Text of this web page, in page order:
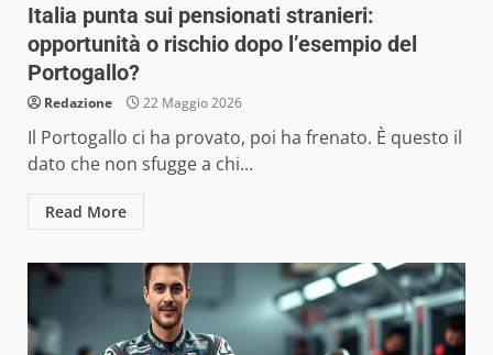
Italia punta sui pensionati stranieri:
opportunità o rischio dopo l’esempio del
Portogallo?
Redazione 22 Maggio 2026
Il Portogallo ci ha provato, poi ha frenato. È questo il
dato che non sfugge a chi...
Read More